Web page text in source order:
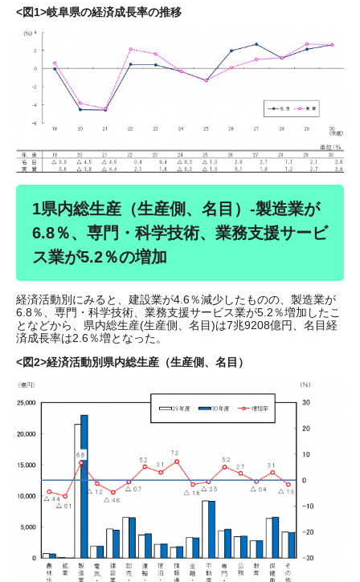
<図1>岐阜県の経済成長率の推移
1県内総生産（生産側、名目）-製造業が
6.8％、専門・科学技術、業務支援サービ
ス業が5.2％の増加
経済活動別にみると、建設業が4.6％減少したものの、製造業が
6.8％、専門・科学技術、業務支援サービス業が5.2％増加したこ
となどから、県内総生産(生産側、名目)は7兆9208億円、名目経
済成長率は2.6％増となった。
<図2>経済活動別県内総生産（生産側、名目）